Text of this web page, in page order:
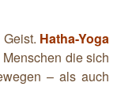
Hatha-Yoga
die sich
– als auch